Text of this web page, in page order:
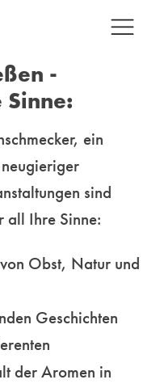
-
Sinne:
ein
sind
all Ihre Sinne:
Obst, Natur und
Geschichten
der Aromen in